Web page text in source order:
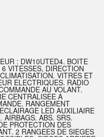
: DW10UTED4. BOITE
VITESSES, DIRECTION
VITRES ET
ELECTRIQUES. RADIO
AU VOLANT.
CENTRALISEE A
RANGEMENT
LED AUXILIAIRE
AIRBAGS. ABS. SRS.
PROTECTION DES
2 RANGEES DE SIEGES